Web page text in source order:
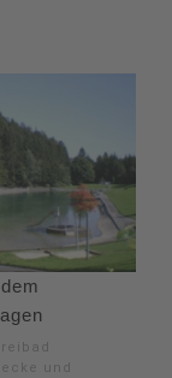
und